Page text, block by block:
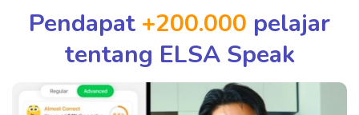
Pendapat +200.000 pelajar
tentang ELSA Speak